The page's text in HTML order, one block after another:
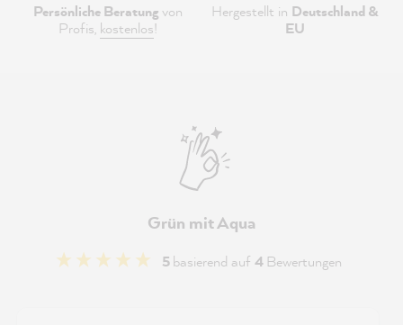
Persönliche Beratungvon
Profis, kostenlos!
Hergestellt in Deutschland &
EU
Grün mit Aqua
5basierend auf 4 Bewertungen